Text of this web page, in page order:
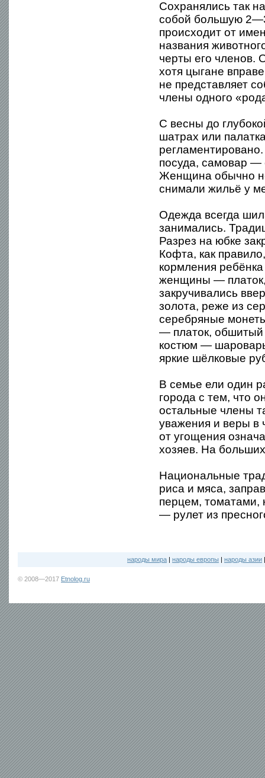
Сохранялись так
собой большую
происходит от
названия
черты его членов.
хотя цыгане
не представляет
члены одного
С весны до
шатрах или
посуда, самовар —
Женщина обычно
снимали жильё у
Одежда всегда
занимались.
Разрез на юбке
Кофта, как
кормления
женщины —
закручивались
золота, реже из
серебряные
— платок,
костюм —
яркие шёлковые
В семье ели один
города с тем, что
остальные члены
уважения и веры в
от угощения
хозяев. На
Национальные
риса и мяса,
перцем, томатами,
— рулет из
народы мира | народы европы | народы азии
© 2008—2017 Etnolog.ru